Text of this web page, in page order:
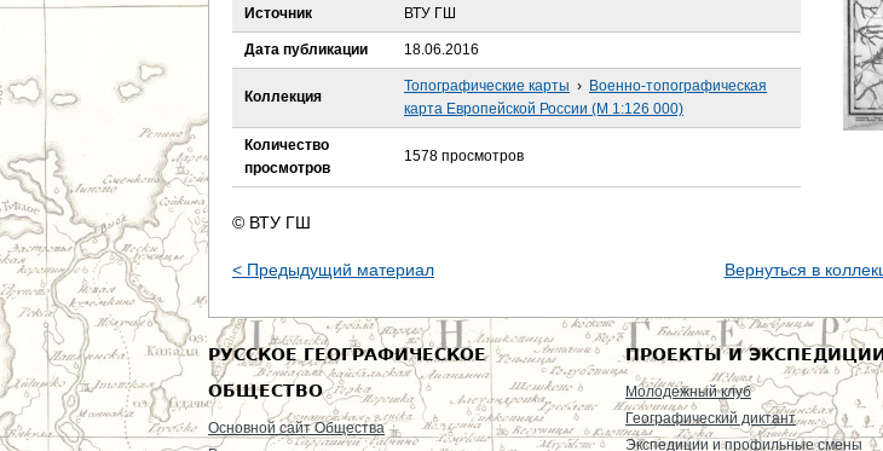
ьИсточник ВТУ ГШ
Дата публикации 18.06.2016
Коллекция
Топографические карты › Военно-топографическая
карта Европейской России (М 1:126 000)
Количество
просмотров
1578 просмотров
© ВТУ ГШ
< Предыдущий материал Вернуться в
РУССКОЕ ГЕОГРАФИЧЕСКОЕ
ОБЩЕСТВО
Основной сайт Общества
ПРОЕКТЫ И
Молодежный клуб
Географический диктант
Экспедиции и профильные смены